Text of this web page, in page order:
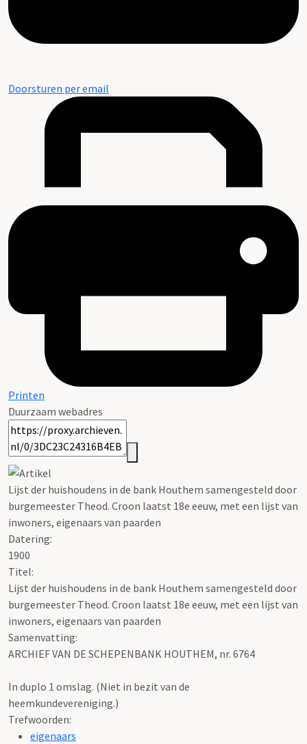
Doorsturen per email
Printen
Duurzaam webadres
Lijst der huishoudens in de bank Houthem samengesteld door
burgemeester Theod. Croon laatst 18e eeuw, met een lijst van
inwoners, eigenaars van paarden
Datering:
1900
Titel:
Lijst der huishoudens in de bank Houthem samengesteld door
burgemeester Theod. Croon laatst 18e eeuw, met een lijst van
inwoners, eigenaars van paarden
Samenvatting:
ARCHIEF VAN DE SCHEPENBANK HOUTHEM, nr. 6764
In duplo 1 omslag. (Niet in bezit van de
heemkundevereniging.)
Trefwoorden:
eigenaars